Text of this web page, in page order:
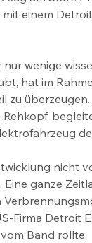
einem
wenige
hat im
überzeugen.
nicht
ganze
Firma Detroit
Band rollte.